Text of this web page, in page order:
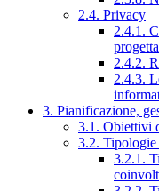
2.4. Privacy
2.4.1.
2.4.2.
2.4.3.
3. Pianificazione,
3.1. Obiettivi
3.2.
3.2.1.